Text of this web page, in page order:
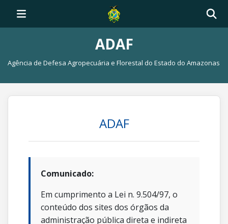
ADAF
Agência de Defesa Agropecuária e Florestal do Estado do Amazonas
ADAF
Comunicado:
Em cumprimento a Lei n. 9.504/97, o
conteúdo dos sites dos órgãos da
administração pública direta e indireta